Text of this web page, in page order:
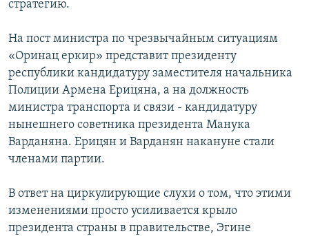
стратегию.
На пост министра по чрезвычайным ситуациям
«Оринац еркир» представит президенту
республики кандидатуру заместителя начальника
Полиции Армена Ерицяна, а на должность
министра транспорта и связи - кандидатуру
нынешнего советника президента Манука
Варданяна. Ерицян и Варданян накануне стали
членами партии.
В ответ на циркулирующие слухи о том, что этими
изменениями просто усиливается крыло
президента страны в правительстве, Эгине